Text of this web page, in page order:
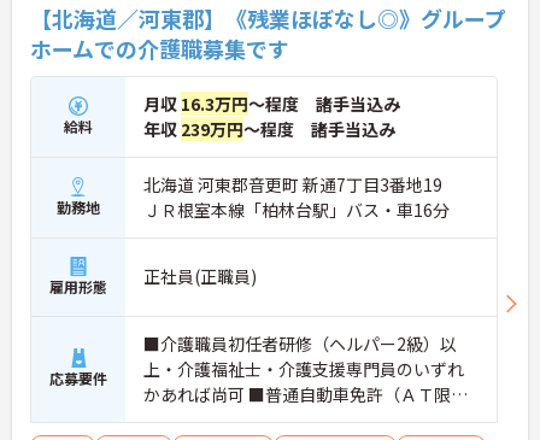
【北海道／河東郡】《残業ほぼなし◎》グループ
ホームでの介護職募集です
給料
月収 16.3万円～程度 諸手当込み
年収 239万円～程度 諸手当込み
勤務地
北海道 河東郡音更町 新通7丁目3番地19
ＪＲ根室本線「柏林台駅」バス・車16分
雇用形態 正社員(正職員)
応募要件
■介護職員初任者研修（ヘルパー2級）以
上・介護福祉士・介護支援専門員のいずれ
かあれば尚可 ■普通自動車免許（ＡＴ限定
可）